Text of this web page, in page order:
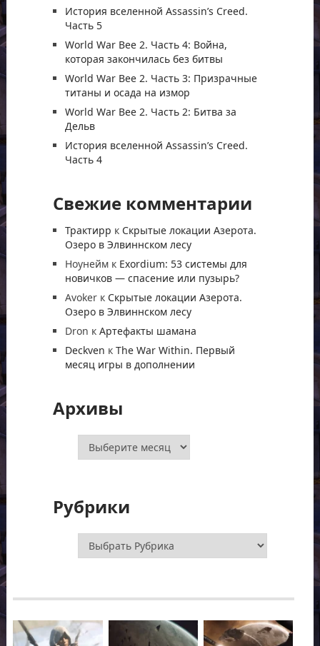
История вселенной Assassin’s Creed.
Часть 5
World War Bee 2. Часть 4: Война,
которая закончилась без битвы
World War Bee 2. Часть 3: Призрачные
титаны и осада на измор
World War Bee 2. Часть 2: Битва за
Дельв
История вселенной Assassin’s Creed.
Часть 4
Свежие комментарии
Трактирр к Скрытые локации Азерота.
Озеро в Элвиннском лесу
Ноунеймк Exordium: 53 системы для
новичков — спасение или пузырь?
Avokerк Скрытые локации Азерота.
Озеро в Элвиннском лесу
Dron к Артефакты шамана
Deckven к The War Within. Первый
месяц игры в дополнении
Архивы
Архивы
Рубрики
Рубрики